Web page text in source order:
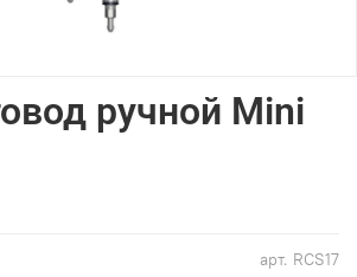
арт. RCS17
ручной Mini